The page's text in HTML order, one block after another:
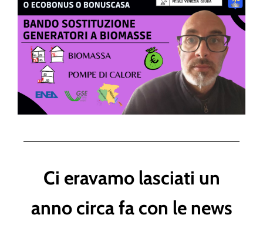
Ci eravamo lasciati un
anno circa fa con le news